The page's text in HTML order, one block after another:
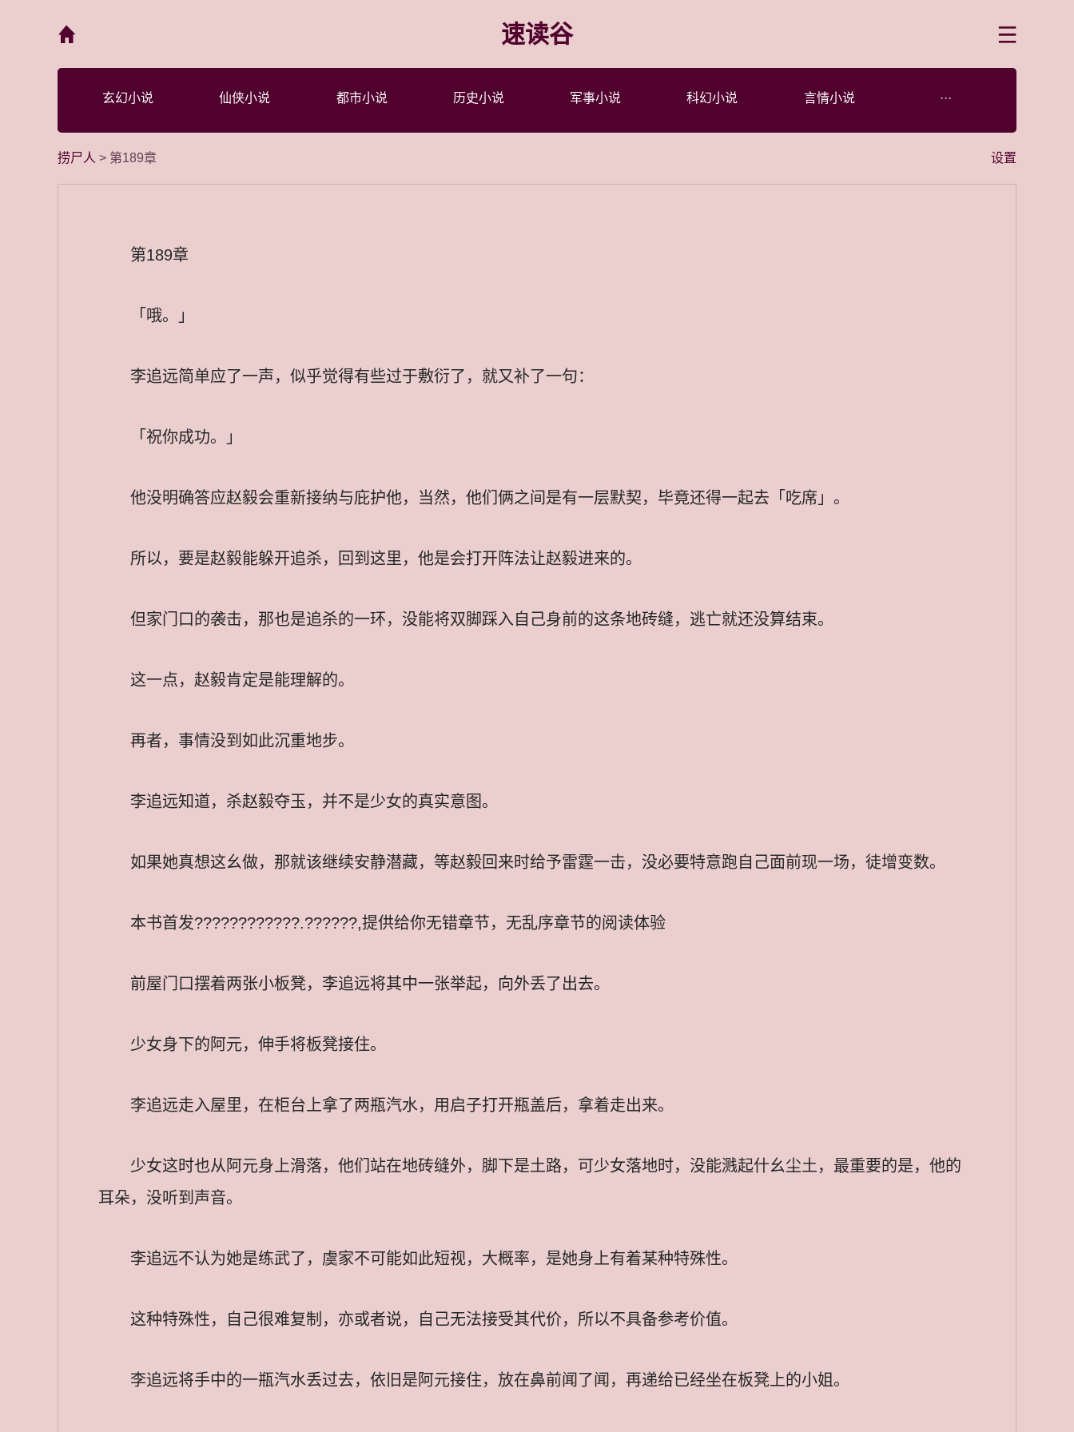
速读谷
玄幻小说 仙侠小说 都市小说 历史小说 军事小说 科幻小说 言情小说 ···
设置
捞尸人 > 第189章
第189章
「哦。」
李追远简单应了一声，似乎觉得有些过于敷衍了，就又补了一句：
「祝你成功。」
他没明确答应赵毅会重新接纳与庇护他，当然，他们俩之间是有一层默契，毕竟还得一起去「吃席」。
所以，要是赵毅能躲开追杀，回到这里，他是会打开阵法让赵毅进来的。
但家门口的袭击，那也是追杀的一环，没能将双脚踩入自己身前的这条地砖缝，逃亡就还没算结束。
这一点，赵毅肯定是能理解的。
再者，事情没到如此沉重地步。
李追远知道，杀赵毅夺玉，并不是少女的真实意图。
如果她真想这幺做，那就该继续安静潜藏，等赵毅回来时给予雷霆一击，没必要特意跑自己面前现一场，徒增变数。
本书首发????????????.??????,提供给你无错章节，无乱序章节的阅读体验
前屋门口摆着两张小板凳，李追远将其中一张举起，向外丢了出去。
少女身下的阿元，伸手将板凳接住。
李追远走入屋里，在柜台上拿了两瓶汽水，用启子打开瓶盖后，拿着走出来。
少女这时也从阿元身上滑落，他们站在地砖缝外，脚下是土路，可少女落地时，没能溅起什幺尘土，最重要的是，他的
耳朵，没听到声音。
李追远不认为她是练武了，虞家不可能如此短视，大概率，是她身上有着某种特殊性。
这种特殊性，自己很难复制，亦或者说，自己无法接受其代价，所以不具备参考价值。
李追远将手中的一瓶汽水丢过去，依旧是阿元接住，放在鼻前闻了闻，再递给已经坐在板凳上的小姐。